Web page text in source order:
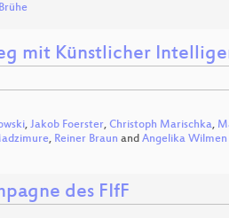
mit Künstlicher
, Jakob Foerster, Christoph Marischka,
, Reiner Braun and Angelika Wilmen
des FIfF